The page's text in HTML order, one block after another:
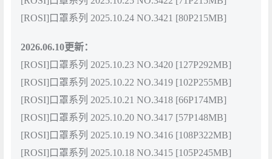
[ROSI]口罩系列 2025.10.24 NO.3421 [80P215MB]
2026.06.10更新：
[ROSI]口罩系列 2025.10.23 NO.3420 [127P292MB]
[ROSI]口罩系列 2025.10.22 NO.3419 [102P255MB]
[ROSI]口罩系列 2025.10.21 NO.3418 [66P174MB]
[ROSI]口罩系列 2025.10.20 NO.3417 [57P148MB]
[ROSI]口罩系列 2025.10.19 NO.3416 [108P322MB]
[ROSI]口罩系列 2025.10.18 NO.3415 [105P245MB]